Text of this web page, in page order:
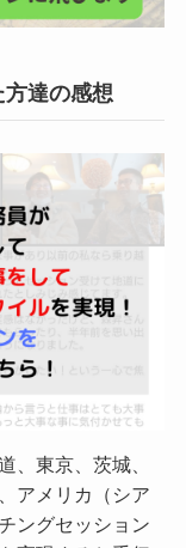
方達の感想
、東京、茨城、
アメリカ（シア
ングセッション